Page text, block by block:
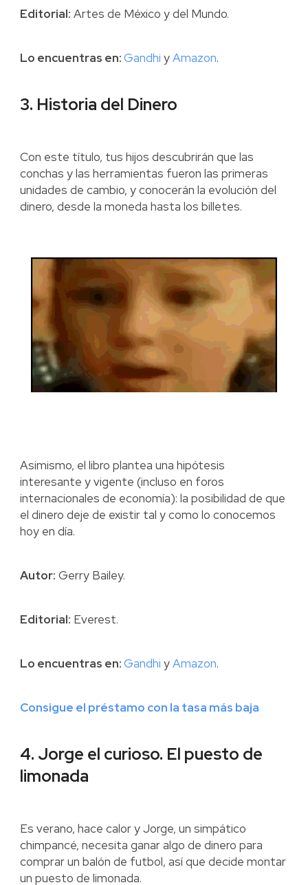
Editorial: Artes de México y del Mundo.
Lo encuentras en:Gandhi yAmazon.
3. Historia del Dinero
Con este título, tus hijos descubrirán que las
conchas y las herramientas fueron las primeras
unidades de cambio, y conocerán la evolución del
dinero, desde la moneda hasta los billetes.
Asimismo, el libro plantea una hipótesis
interesante y vigente (incluso en foros
internacionales de economía): la posibilidad de que
el dinero deje de existir tal y como lo conocemos
hoy en día.
Autor: Gerry Bailey.
Editorial: Everest.
Lo encuentras en:Gandhi yAmazon.
Consigue el préstamo con la tasa más baja
4. Jorge el curioso. El puesto de
limonada
Es verano, hace calor y Jorge, un simpático
chimpancé, necesita ganar algo de dinero para
comprar un balón de futbol, así que decide montar
un puesto de limonada.